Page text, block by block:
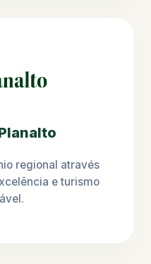
regional através
e turismo